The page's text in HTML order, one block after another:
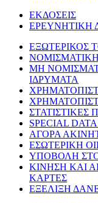
ΕΚΔΟΣΕΙΣ
ΕΡΕΥΝΗΤΙΚΗ
ΕΞΩΤΕΡΙΚΟΣ
ΝΟΜΙΣΜΑΤΙΚΗ
ΜΗ
ΙΔΡΥΜΑΤΑ
SPECIAL
ΑΓΟΡΑ
ΕΣΩΤΕΡΙΚΗ
ΥΠΟΒΟΛΗ
ΚΙΝΗΣΗ ΚΑΙ
ΚΑΡΤΕΣ
ΕΞΕΛΙΞΗ